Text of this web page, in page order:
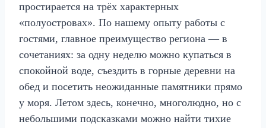
простирается на трёх характерных
«полуостровах». По нашему опыту работы с
гостями, главное преимущество региона — в
сочетаниях: за одну неделю можно купаться в
спокойной воде, съездить в горные деревни на
обед и посетить неожиданные памятники прямо
у моря. Летом здесь, конечно, многолюдно, но с
небольшими подсказками можно найти тихие